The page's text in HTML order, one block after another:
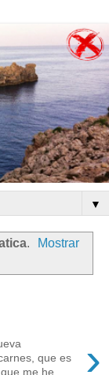
▼
.
Mostrar
›
que es
me he